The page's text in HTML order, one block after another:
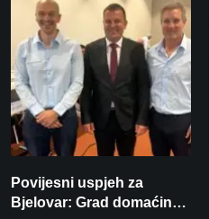
Povijesni uspjeh za
Bjelovar: Grad domaćin